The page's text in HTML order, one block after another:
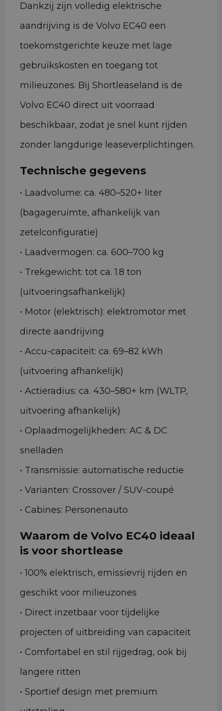
Dankzij zijn volledig elektrische
aandrijving is de Volvo EC40 een
toekomstgerichte keuze met lage
gebruikskosten en toegang tot
milieuzones. Bij Shortleaseland is de
Volvo EC40 direct uit voorraad
beschikbaar, zodat je snel kunt rijden
zonder langdurige leaseverplichtingen.
Technische gegevens
• Laadvolume: ca. 480–520+ liter
(bagageruimte, afhankelijk van
zetelconfiguratie)
• Laadvermogen: ca. 600–700 kg
• Trekgewicht: tot ca. 1.8 ton
(uitvoeringsafhankelijk)
• Motor (elektrisch): elektromotor met
directe aandrijving
• Accu-capaciteit: ca. 69–82 kWh
(uitvoering afhankelijk)
• Actieradius: ca. 430–580+ km (WLTP,
uitvoering afhankelijk)
• Oplaadmogelijkheden: AC & DC
snelladen
• Transmissie: automatische reductie
• Varianten: Crossover / SUV-coupé
• Cabines: Personenauto
Waarom de Volvo EC40 ideaal
is voor shortlease
• 100% elektrisch, emissievrij rijden en
geschikt voor milieuzones
• Direct inzetbaar voor tijdelijke
projecten of uitbreiding van capaciteit
• Comfortabel en stil rijgedrag, ook bij
langere ritten
• Sportief design met premium